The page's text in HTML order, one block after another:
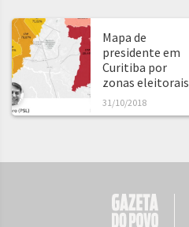
Mapa de
presidente em
Curitiba por
zonas eleitorais
31/10/2018